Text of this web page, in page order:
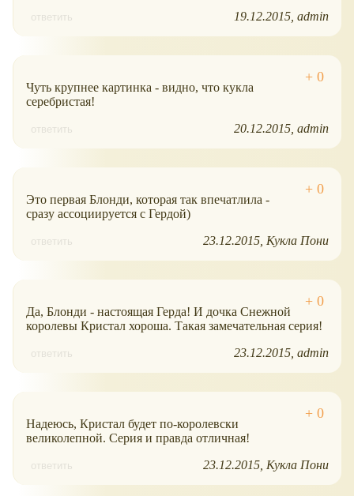
ответить 19.12.2015 admin
Чуть крупнее картинка - видно, что кукла
серебристая!
ответить 20.12.2015 admin
Это первая Блонди, которая так впечатлила -
сразу ассоциируется с Гердой)
ответить 23.12.2015 Кукла Пони
Да, Блонди - настоящая Герда! И дочка Снежной
королевы Кристал хороша. Такая замечательная серия!
ответить 23.12.2015 admin
Надеюсь, Кристал будет по-королевски
великолепной. Серия и правда отличная!
ответить 23.12.2015 Кукла Пони